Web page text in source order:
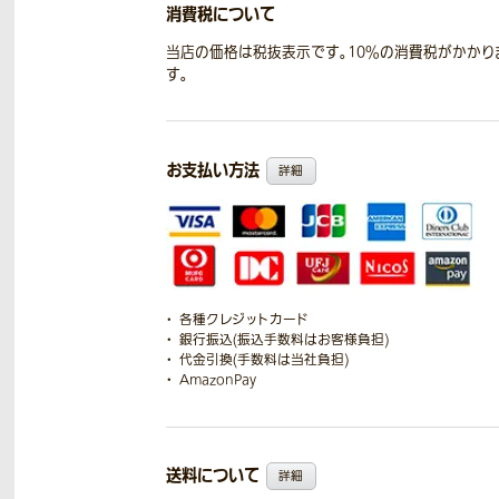
消費税について
当店の価格は税抜表示です。10％の消費税がかかり
す。
お支払い方法 詳細
各種クレジットカード
銀行振込(振込手数料はお客様負担)
代金引換(手数料は当社負担)
AmazonPay
送料について 詳細